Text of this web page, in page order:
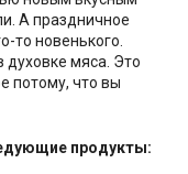
А праздничное
то новенького.
духовке мяса. Это
потому, что вы
продукты: